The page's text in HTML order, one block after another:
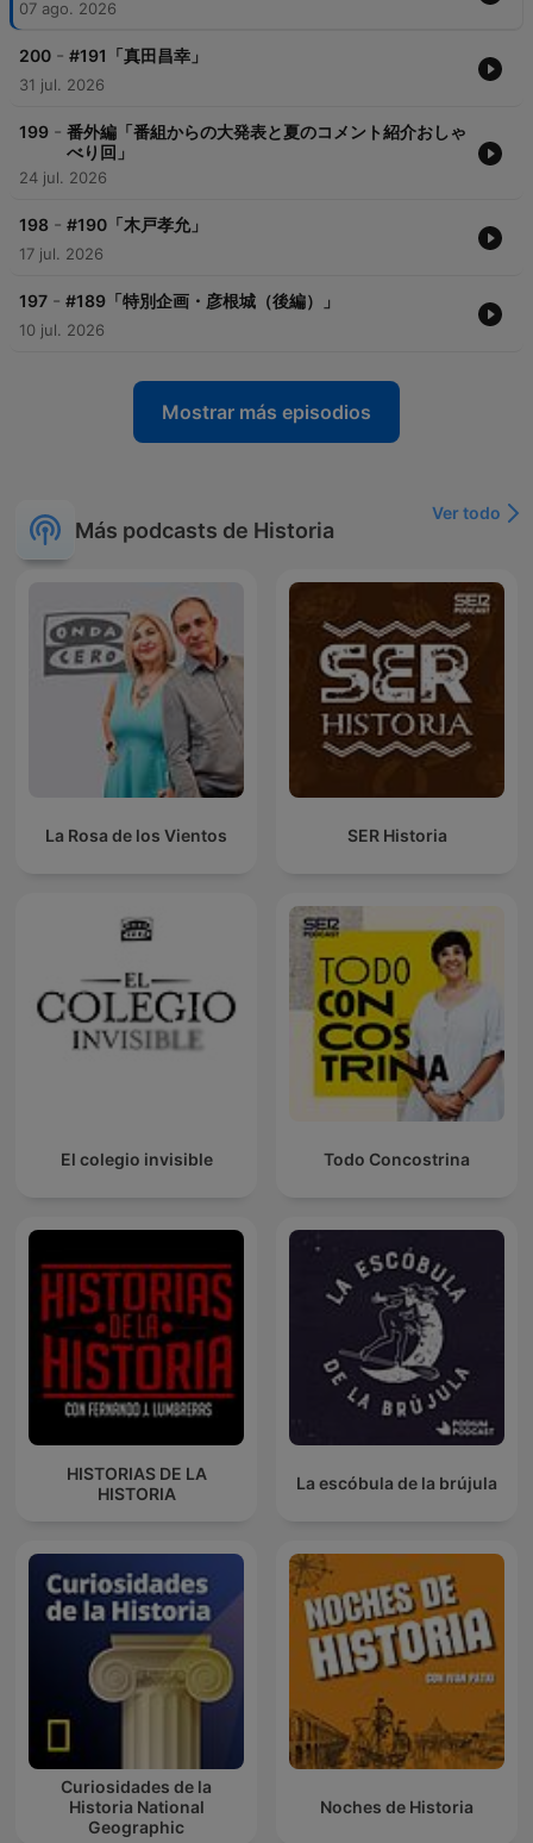
07 ago. 2026
200 - #191「真田昌幸」
31 jul. 2026
199 - 番外編「番組からの大発表と夏のコメント紹介おしゃ
べり回」
24 jul. 2026
198 - #190「木戸孝允」
17 jul. 2026
197 - #189「特別企画・彦根城（後編）」
10 jul. 2026
Mostrar más episodios
Más podcasts de Historia
Ver todo
La Rosa de los Vientos SER Historia
El colegio invisible Todo Concostrina
HISTORIAS DE LA
HISTORIA
La escóbula de la brújula
Curiosidades de la
Historia National
Geographic
Noches de Historia